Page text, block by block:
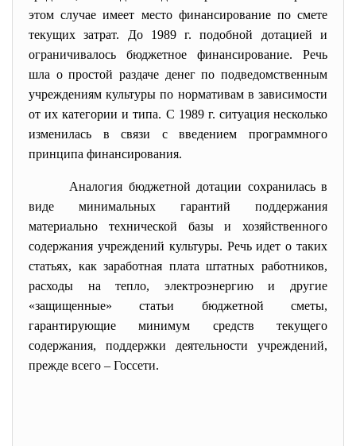
этом случае имеет место финансирование по смете
текущих затрат. До 1989 г. подобной дотацией и
ограничивалось бюджетное финансирование. Речь
шла о простой раздаче денег по подведомственным
учреждениям культуры по нормативам в зависимости
от их категории и типа. С 1989 г. ситуация несколько
изменилась в связи с введением программного
принципа финансирования.
Аналогия бюджетной дотации сохранилась в
виде минимальных гарантий поддержания
материально технической базы и хозяйственного
содержания учреждений культуры. Речь идет о таких
статьях, как заработная плата штатных работников,
расходы на тепло, электроэнергию и другие
«защищенные» статьи бюджетной сметы,
гарантирующие минимум средств текущего
содержания, поддержки деятельности учреждений,
прежде всего – Госсети.